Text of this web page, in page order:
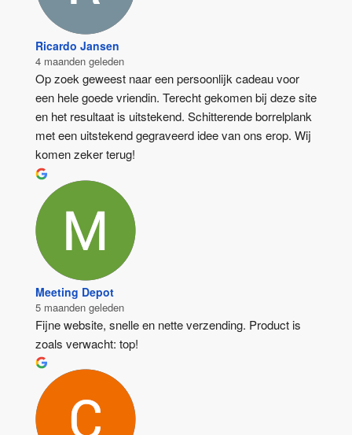
Ricardo Jansen
4 maanden geleden
Op zoek geweest naar een persoonlijk cadeau voor
een hele goede vriendin. Terecht gekomen bij deze site
en het resultaat is uitstekend. Schitterende borrelplank
met een uitstekend gegraveerd idee van ons erop. Wij
komen zeker terug!
Meeting Depot
5 maanden geleden
Fijne website, snelle en nette verzending. Product is
zoals verwacht: top!